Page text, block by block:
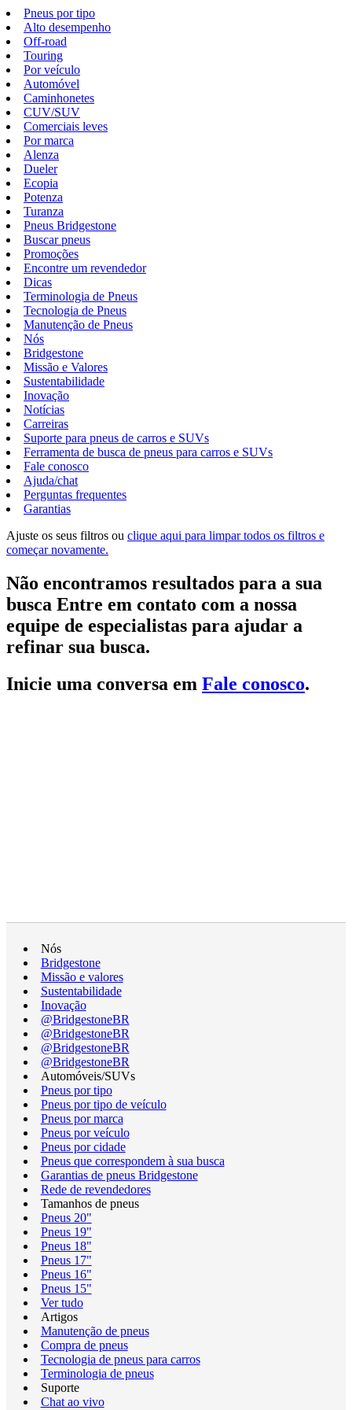
Pneus por tipo
Alto desempenho
Off-road
Touring
Por veículo
Automóvel
Caminhonetes
CUV/SUV
Comerciais leves
Por marca
Alenza
Dueler
Ecopia
Potenza
Turanza
Pneus Bridgestone
Buscar pneus
Promoções
Encontre um revendedor
Dicas
Terminologia de Pneus
Tecnologia de Pneus
Manutenção de Pneus
Nós
Bridgestone
Missão e Valores
Sustentabilidade
Inovação
Notícias
Carreiras
Suporte para pneus de carros e SUVs
Ferramenta de busca de pneus para carros e SUVs
Fale conosco
Ajuda/chat
Perguntas frequentes
Garantias
Ajuste os seus filtros ou clique aqui para limpar todos os filtros e
começar novamente.
Não encontramos resultados para a sua
busca Entre em contato com a nossa
equipe de especialistas para ajudar a
refinar sua busca.
Inicie uma conversa em Fale conosco.
Nós
Bridgestone
Missão e valores
Sustentabilidade
Inovação
@BridgestoneBR
@BridgestoneBR
@BridgestoneBR
@BridgestoneBR
Automóveis/SUVs
Pneus por tipo
Pneus por tipo de veículo
Pneus por marca
Pneus por veículo
Pneus por cidade
Pneus que correspondem à sua busca
Garantias de pneus Bridgestone
Rede de revendedores
Tamanhos de pneus
Pneus 20"
Pneus 19"
Pneus 18"
Pneus 17"
Pneus 16"
Pneus 15"
Ver tudo
Artigos
Manutenção de pneus
Compra de pneus
Tecnologia de pneus para carros
Terminologia de pneus
Suporte
Chat ao vivo